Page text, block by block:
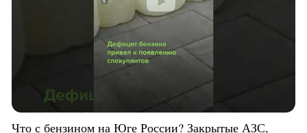
Что с бензином на Юге России? Закрытые АЗС,